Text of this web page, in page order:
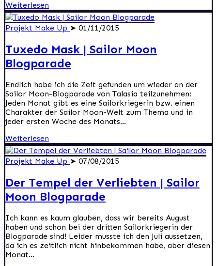
Weiterlesen
Projekt Make Up ➤ 01/11/2015
Tuxedo Mask | Sailor Moon
Blogparade
Endlich habe ich die Zeit gefunden um wieder an der
Sailor Moon-Blogparade von Talasia teilzunehmen:
Jeden Monat gibt es eine Sailorkriegerin bzw. einen
Charakter der Sailor Moon-Welt zum Thema und in
jeder ersten Woche des Monats...
Weiterlesen
Projekt Make Up ➤ 07/08/2015
Der Tempel der Verliebten | Sailor
Moon Blogparade
Ich kann es kaum glauben, dass wir bereits August
haben und schon bei der dritten Sailorkriegerin der
Blogparade sind! Leider musste ich den Juli aussetzen,
da ich es zeitlich nicht hinbekommen habe, aber diesen
Monat...